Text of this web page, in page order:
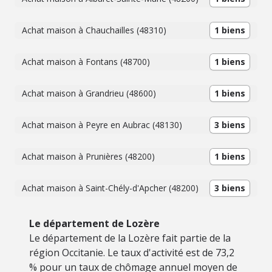
notaires, vous bénéficiez de frais moindres.
Achat maison à Chauchailles (48310) 1 biens
Achat maison à Fontans (48700) 1 biens
Achat maison à Grandrieu (48600) 1 biens
Achat maison à Peyre en Aubrac (48130) 3 biens
Achat maison à Prunières (48200) 1 biens
Achat maison à Saint-Chély-d'Apcher (48200) 3 biens
Le département de Lozère
Le département de la Lozère fait partie de la
région Occitanie. Le taux d'activité est de 73,2
% pour un taux de chômage annuel moyen de